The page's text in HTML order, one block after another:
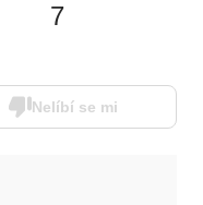
7
Nelíbí se mi